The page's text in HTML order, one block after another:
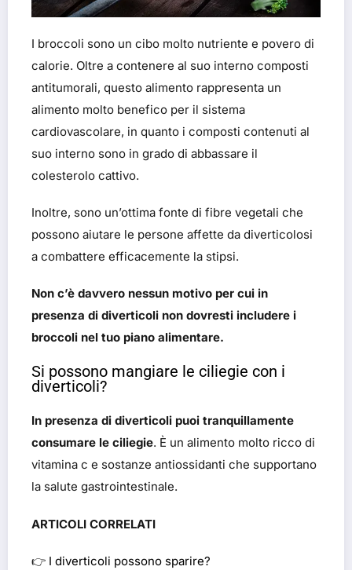
I broccoli sono un cibo molto nutriente e povero di
calorie. Oltre a contenere al suo interno composti
antitumorali, questo alimento rappresenta un
alimento molto benefico per il sistema
cardiovascolare, in quanto i composti contenuti al
suo interno sono in grado di abbassare il
colesterolo cattivo.
Inoltre, sono un’ottima fonte di fibre vegetali che
possono aiutare le persone affette da diverticolosi
a combattere efficacemente la stipsi.
Non c’è davvero nessun motivo per cui in
presenza di diverticoli non dovresti includere i
broccoli nel tuo piano alimentare.
Si possono mangiare le ciliegie con i
diverticoli?
In presenza di diverticoli puoi tranquillamente
consumare le ciliegie. È un alimento molto ricco di
vitamina c e sostanze antiossidanti che supportano
la salute gastrointestinale.
ARTICOLI CORRELATI
👉 I diverticoli possono sparire?